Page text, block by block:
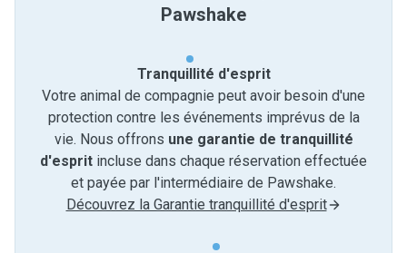
Pawshake
Tranquillité d'esprit
Votre animal de compagnie peut avoir besoin d'une
protection contre les événements imprévus de la
vie. Nous offrons une garantie de tranquillité
d'esprit incluse dans chaque réservation effectuée
et payée par l'intermédiaire de Pawshake.
Découvrez la Garantie tranquillité d'esprit